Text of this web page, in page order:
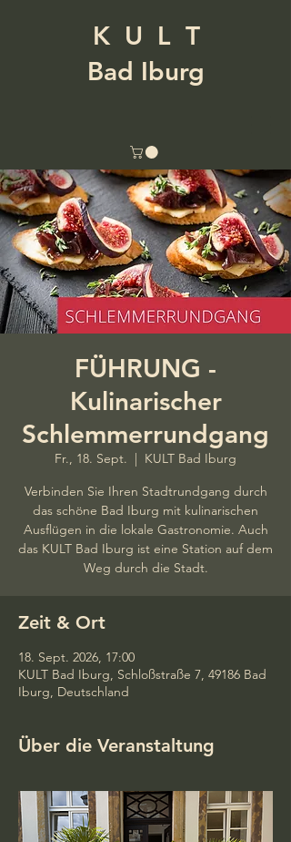
K U L T
Bad Iburg
FÜHRUNG -
Kulinarischer
Schlemmerrundgang
Fr., 18. Sept.
  |
KULT Bad Iburg
Verbinden Sie Ihren Stadtrundgang durch
das schöne Bad Iburg mit kulinarischen
Ausflügen in die lokale Gastronomie. Auch
das KULT Bad Iburg ist eine Station auf dem
Weg durch die Stadt.
Zeit & Ort
18. Sept. 2026, 17:00
KULT Bad Iburg, Schloßstraße 7, 49186 Bad
Iburg, Deutschland
Über die Veranstaltung